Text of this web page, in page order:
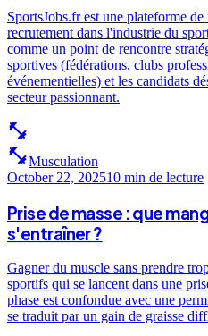
SportsJobs.fr est une plateforme
recrutement dans l'industrie du
comme un point de rencontre
sportives (fédérations, clubs
événementielles) et les candidats
secteur passionnant.
fitness_center
fitness_centerMusculation
October 22, 202510 min de lecture
Prise de masse : que
s'entraîner ?
Gagner du muscle sans prendre
sportifs qui se lancent dans une
phase est confondue avec une
se traduit par un gain de graisse